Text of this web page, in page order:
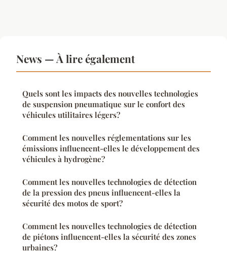
News — À lire également
Quels sont les impacts des nouvelles technologies
de suspension pneumatique sur le confort des
véhicules utilitaires légers?
Comment les nouvelles réglementations sur les
émissions influencent-elles le développement des
véhicules à hydrogène?
Comment les nouvelles technologies de détection
de la pression des pneus influencent-elles la
sécurité des motos de sport?
Comment les nouvelles technologies de détection
de piétons influencent-elles la sécurité des zones
urbaines?